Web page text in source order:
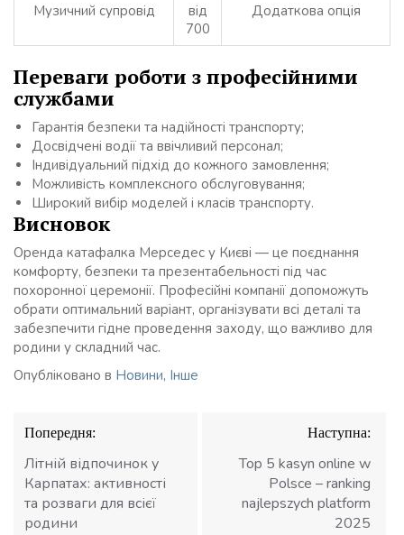
Музичний супровід
від
700
Додаткова опція
Переваги роботи з професійними
службами
Гарантія безпеки та надійності транспорту;
Досвідчені водії та ввічливий персонал;
Індивідуальний підхід до кожного замовлення;
Можливість комплексного обслуговування;
Широкий вибір моделей і класів транспорту.
Висновок
Оренда катафалка Мерседес у Києві — це поєднання
комфорту, безпеки та презентабельності під час
похоронної церемонії. Професійні компанії допоможуть
обрати оптимальний варіант, організувати всі деталі та
забезпечити гідне проведення заходу, що важливо для
родини у складний час.
Опубліковано в Новини, Інше
Навігація
записів
Попередня:
Літній відпочинок у
Карпатах: активності
та розваги для всієї
родини
Наступна:
Top 5 kasyn online w
Polsce – ranking
najlepszych platform
2025